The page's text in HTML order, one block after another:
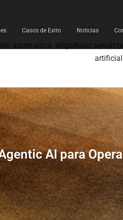
Casos de Exito Noticias
automática, etiquetado
AI para